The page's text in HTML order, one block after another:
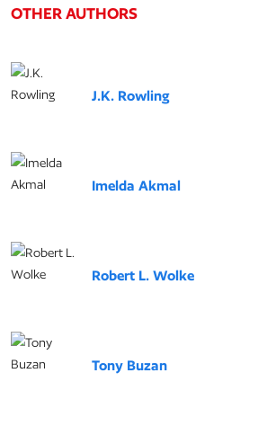
OTHER AUTHORS
J.K. Rowling
Imelda Akmal
Robert L. Wolke
Tony Buzan